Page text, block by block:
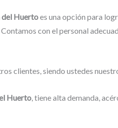
del Huertoes una opción para
con el personal
clientes, siendo ustedes
Huerto , tiene alta demanda,